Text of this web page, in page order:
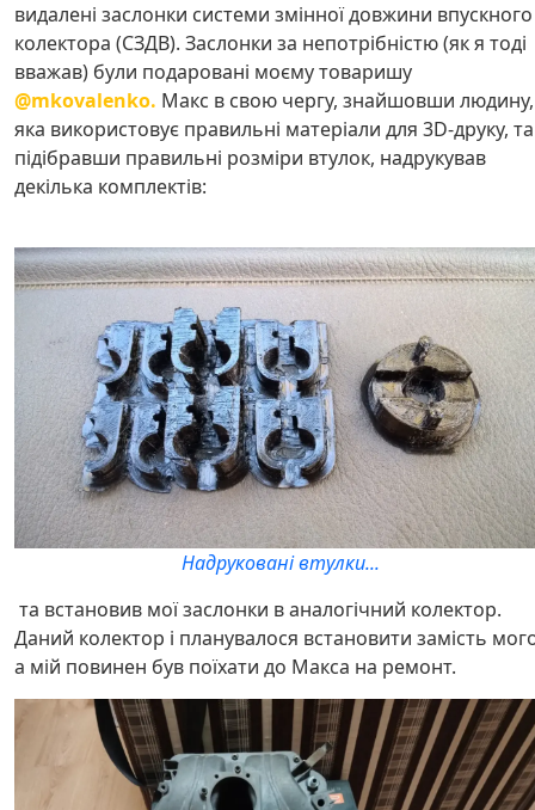
видалені заслонки системи змінної довжини впускного
колектора (СЗДВ). Заслонки за непотрібністю (як я тоді
вважав) були подаровані моєму товаришу
@mkovalenko. Макс в свою чергу, знайшовши людину,
яка використовує правильні матеріали для 3D-друку, та
підібравши правильні розміри втулок, надрукував
декілька комплектів:
Надруковані втулки...
та встановив мої заслонки в аналогічний колектор.
Даний колектор і планувалося встановити замість
а мій повинен був поїхати до Макса на ремонт.